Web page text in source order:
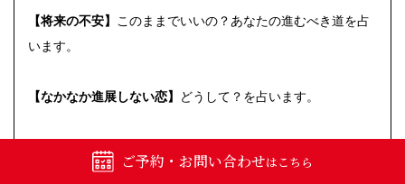
【将来の不安】 このままでいいの？あなたの進むべき道を占
います。
【なかなか進展しない恋】 どうして？を占います。
【繰り返す体調不良】
ご予約・お問い合わせはこちら